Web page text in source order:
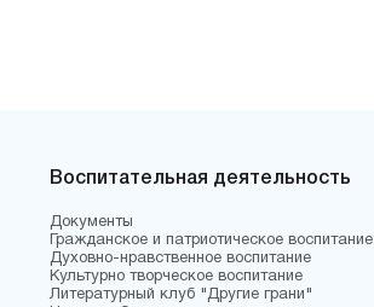
Воспитательная деятельность
Документы
Гражданское и патриотическое воспитание
Духовно-нравственное воспитание
Культурно творческое воспитание
Литературный клуб "Другие грани"